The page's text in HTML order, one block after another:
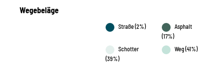
Wegebeläge
Straße (2%)
Asphalt
(17%)
Schotter
(39%)
Weg (41%)